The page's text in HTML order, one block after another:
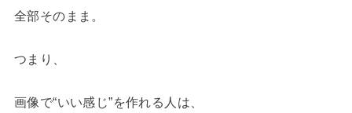
全部そのまま。
つまり、
画像で“いい感じ”を作れる人は、